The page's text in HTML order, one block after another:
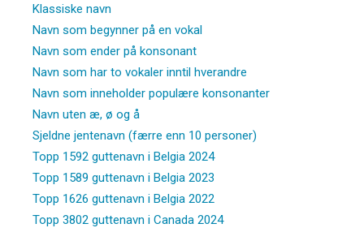
Klassiske navn
Navn som begynner på en vokal
Navn som ender på konsonant
Navn som har to vokaler inntil hverandre
Navn som inneholder populære konsonanter
Navn uten æ, ø og å
Sjeldne jentenavn (færre enn 10 personer)
Topp 1592 guttenavn i Belgia 2024
Topp 1589 guttenavn i Belgia 2023
Topp 1626 guttenavn i Belgia 2022
Topp 3802 guttenavn i Canada 2024